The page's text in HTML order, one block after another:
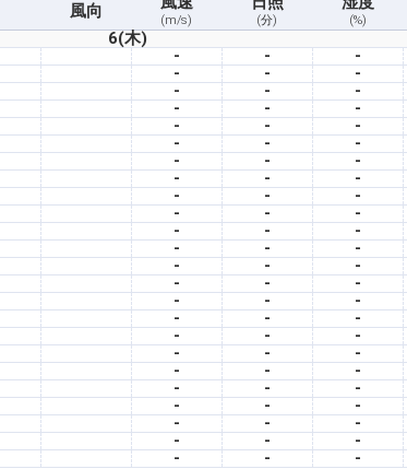
風向 (m/s) (分) (%)
6(木)
- - -
- - -
- - -
- - -
- - -
- - -
- - -
- - -
- - -
- - -
- - -
- - -
- - -
- - -
- - -
- - -
- - -
- - -
- - -
- - -
- - -
- - -
- - -
- - -